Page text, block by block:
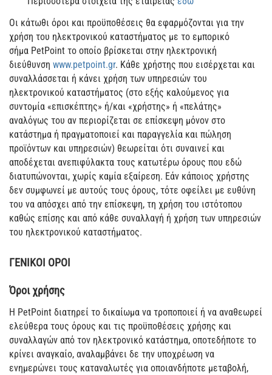
Οι κάτωθι όροι και προϋποθέσεις θα εφαρμόζονται για την
χρήση του ηλεκτρονικού καταστήματος με το εμπορικό
σήμα PetPoint το οποίο βρίσκεται στην ηλεκτρονική
διεύθυνση www.petpoint.gr. Κάθε χρήστης που εισέρχεται και
συναλλάσσεται ή κάνει χρήση των υπηρεσιών του
ηλεκτρονικού καταστήματος (στο εξής καλούμενος για
συντομία «επισκέπτης» ή/και «χρήστης» ή «πελάτης»
αναλόγως του αν περιορίζεται σε επίσκεψη μόνον στο
κατάστημα ή πραγματοποιεί και παραγγελία και πώληση
προϊόντων και υπηρεσιών) θεωρείται ότι συναινεί και
αποδέχεται ανεπιφύλακτα τους κατωτέρω όρους που εδώ
διατυπώνονται, χωρίς καμία εξαίρεση. Εάν κάποιος χρήστης
δεν συμφωνεί με αυτούς τους όρους, τότε οφείλει με ευθύνη
του να απόσχει από την επίσκεψη, τη χρήση του ιστότοπου
καθώς επίσης και από κάθε συναλλαγή ή χρήση των υπηρεσιών
του ηλεκτρονικού καταστήματος.
ΓΕΝΙΚΟΙ ΟΡΟΙ
Όροι χρήσης
Η PetPoint διατηρεί το δικαίωμα να τροποποιεί ή να αναθεωρεί
ελεύθερα τoυς όρους και τις προϋποθέσεις χρήσης και
συναλλαγών από τον ηλεκτρονικό κατάστημα, οποτεδήποτε το
κρίνει αναγκαίο, αναλαμβάνει δε την υποχρέωση να
ενημερώνει τους καταναλωτές για οποιανδήποτε μεταβολή,